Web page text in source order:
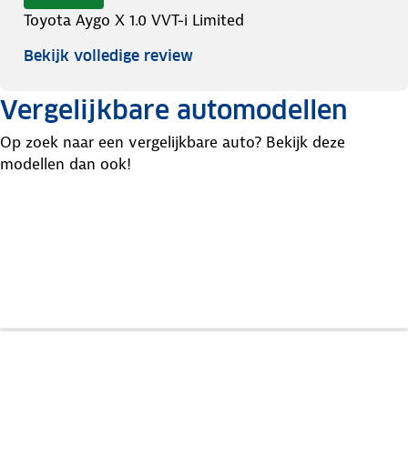
Toyota Aygo X 1.0 VVT-i Limited
Bekijk volledige review
Vergelijkbare automodellen
Op zoek naar een vergelijkbare auto? Bekijk deze
modellen dan ook!